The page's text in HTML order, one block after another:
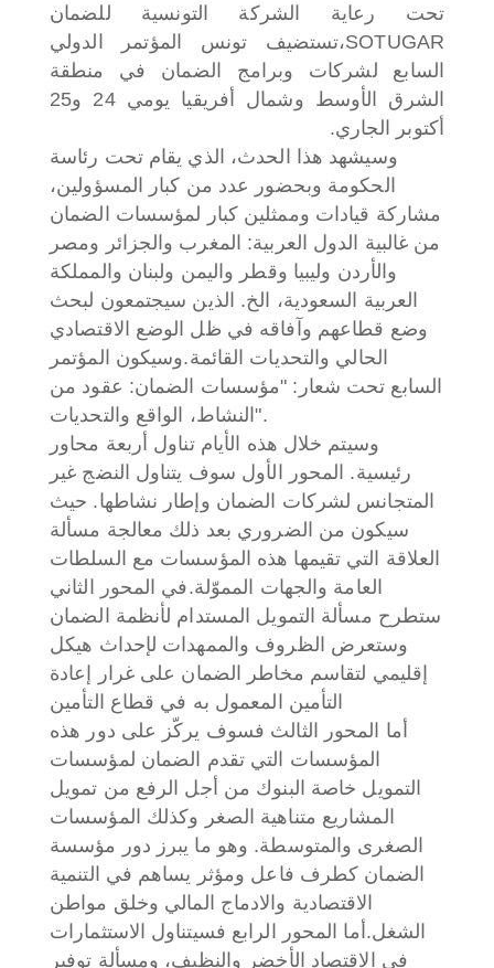
تحت رعاية الشركة التونسية للضمان
SOTUGAR، تستضيف تونس المؤتمر الدولي
السابع لشركات وبرامج الضمان في منطقة
الشرق الأوسط وشمال أفريقيا يومي 24 و25
أكتوبر الجاري.
وسيشهد هذا الحدث، الذي يقام تحت رئاسة
الحكومة وبحضور عدد من كبار المسؤولين،
مشاركة قيادات وممثلين كبار لمؤسسات الضمان
من غالبية الدول العربية: المغرب والجزائر ومصر
والأردن وليبيا وقطر واليمن ولبنان والمملكة
العربية السعودية، الخ. الذين سيجتمعون لبحث
وضع قطاعهم وآفاقه في ظل الوضع الاقتصادي
الحالي والتحديات القائمة.وسيكون المؤتمر
السابع تحت شعار: "مؤسسات الضمان: عقود من
النشاط، الواقع والتحديات".
وسيتم خلال هذه الأيام تناول أربعة محاور
رئيسية. المحور الأول سوف يتناول النضج غير
المتجانس لشركات الضمان وإطار نشاطها. حيث
سيكون من الضروري بعد ذلك معالجة مسألة
العلاقة التي تقيمها هذه المؤسسات مع السلطات
العامة والجهات المموّلة.في المحور الثاني
ستطرح مسألة التمويل المستدام لأنظمة الضمان
وستعرض الظروف والممهدات لإحداث هيكل
إقليمي لتقاسم مخاطر الضمان على غرار إعادة
التأمين المعمول به في قطاع التأمين
أما المحور الثالث فسوف يركّز على دور هذه
المؤسسات التي تقدم الضمان لمؤسسات
التمويل خاصة البنوك من أجل الرفع من تمويل
المشاريع متناهية الصغر وكذلك المؤسسات
الصغرى والمتوسطة. وهو ما يبرز دور مؤسسة
الضمان كطرف فاعل ومؤثر يساهم في التنمية
الاقتصادية والادماج المالي وخلق مواطن
الشغل.أما المحور الرابع فسيتناول الاستثمارات
في الاقتصاد الأخضر والنظيف، ومسألة توفير